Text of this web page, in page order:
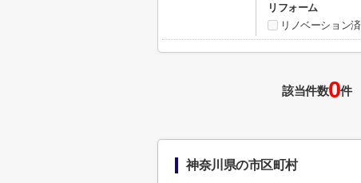
リフォーム
リノベーション済
該当件数0件
神奈川県の市区町村